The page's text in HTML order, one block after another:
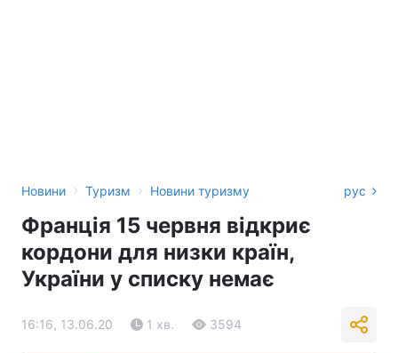
Новини › Туризм › Новини туризму рус
Франція 15 червня відкриє
кордони для низки країн,
України у списку немає
16:16, 13.06.20 1 хв. 3594